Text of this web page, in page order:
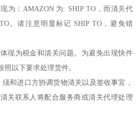
为：AMAZON 为 SHIP TO，而清关代
。请注意明显标记 SHIP TO，避免错
现为税金和清关问题。为避免出现快件
以下要求处理货件。
和进口方协调货物清关以及签收事宜，
关联系人将配合服务商或清关代理处理